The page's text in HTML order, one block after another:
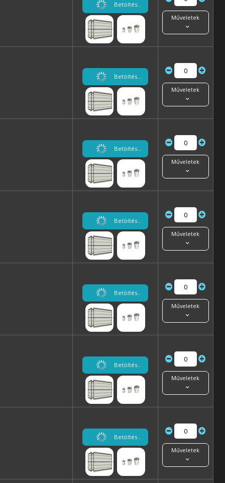
Betöltés...
Műveletek
Betöltés...
Műveletek
Betöltés...
Műveletek
Betöltés...
Műveletek
Betöltés...
Műveletek
Betöltés...
Műveletek
Betöltés...
Műveletek